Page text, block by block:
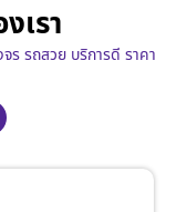
เรา
ร รถสวย บริการดี ราคา